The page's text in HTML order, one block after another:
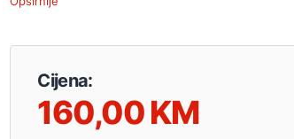
Cijena:
160,00